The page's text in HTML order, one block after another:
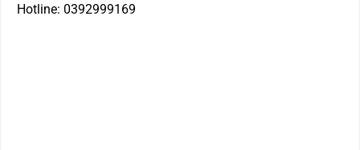
Hotline: 0392999169